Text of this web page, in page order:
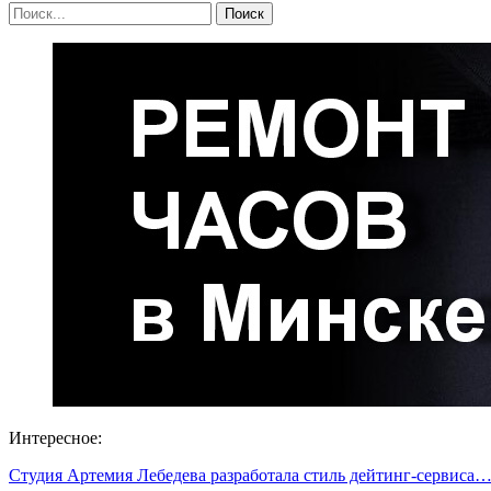
Интересное:
Студия Артемия Лебедева разработала стиль дейтинг-сервиса…